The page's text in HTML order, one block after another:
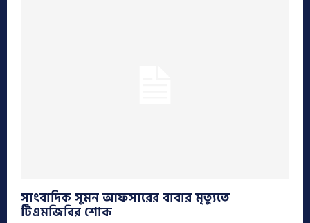
সাংবাদিক সুমন আফসারের বাবার মৃত্যুতে
টিএমজিবির শোক